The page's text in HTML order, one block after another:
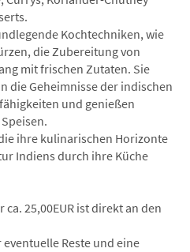
Kochtechniken, wie
die Zubereitung von
mit frischen Zutaten. Sie
die Geheimnisse der indischen
und genießen
ihre kulinarischen Horizonte
Indiens durch ihre Küche
25,00EUR ist direkt an den
Reste und eine